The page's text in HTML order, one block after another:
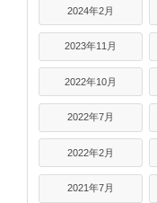
2024年2月
2023年11月
2022年10月
2022年7月
2022年2月
2021年7月